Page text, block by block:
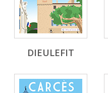
DIEULEFIT